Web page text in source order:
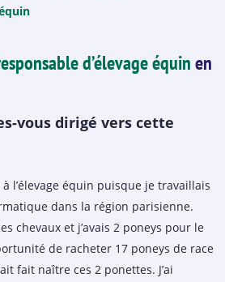
d’élevage équinen
vous dirigé vers cette
à l’élevage équin puisque je travaillais
dans la région parisienne.
chevaux et j’avais 2 poneys pour le
de racheter 17 poneys de race
fait naître ces 2 ponettes. J’ai